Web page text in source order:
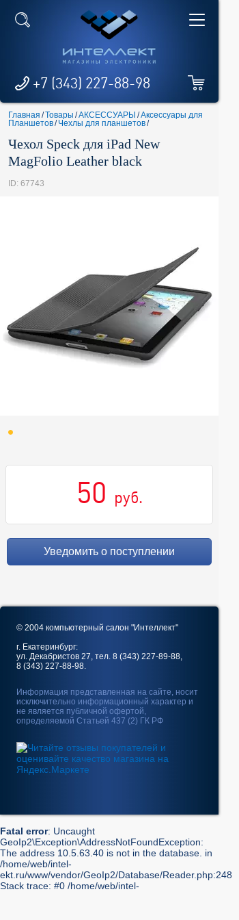
+7 (343) 227-88-98
Главная /Товары /АКСЕССУАРЫ /Аксессуары для
Планшетов/ Чехлы для планшетов/
Чехол Speck для iPad New
MagFolio Leather black
ID: 67743
50 руб.
Уведомить о поступлении
© 2004 компьютерный салон "Интеллект"
г. Екатеринбург:
ул. Декабристов 27, тел. 8 (343) 227-89-88,
8 (343) 227-88-98.
Информация представленная на сайте, носит
исключительно информационный характер и
не является публичной офертой,
определяемой Статьей 437 (2) ГК РФ
Fatal error: Uncaught
GeoIp2\Exception\AddressNotFoundException:
The address 10.5.63.40 is not in the database. in
/home/web/intel-
ekt.ru/www/vendor/GeoIp2/Database/Reader.php:248
Stack trace: #0 /home/web/intel-